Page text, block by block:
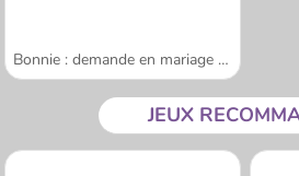
Bonnie : demande en mariage surprise
JEUX